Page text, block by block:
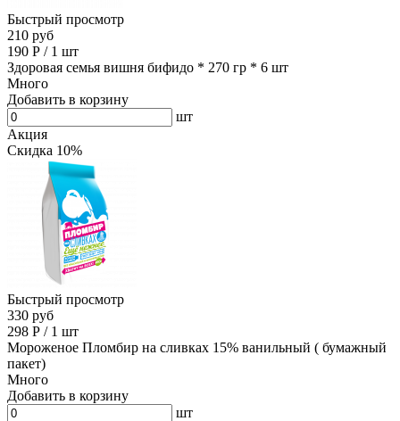
Быстрый просмотр
210 руб
190 Р / 1 шт
Здоровая семья вишня бифидо * 270 гр * 6 шт
Много
Добавить в корзину
шт
Акция
Скидка 10%
Быстрый просмотр
330 руб
298 Р / 1 шт
Мороженое Пломбир на сливках 15% ванильный ( бумажный
пакет)
Много
Добавить в корзину
шт